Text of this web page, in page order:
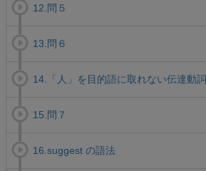
12.問５
13.問６
14.「人」を目的語に取れない伝達動詞
15.問７
16.suggest の語法